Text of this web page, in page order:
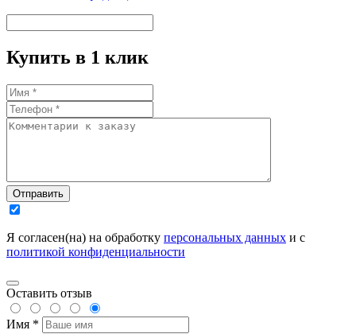
Купить в 1 клик
Отправить
Я согласен(на) на обработку персональных данных и с
политикой конфиденциальности
Оставить отзыв
Имя *